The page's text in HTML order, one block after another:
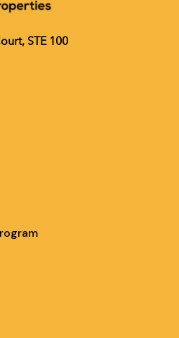
STE 100